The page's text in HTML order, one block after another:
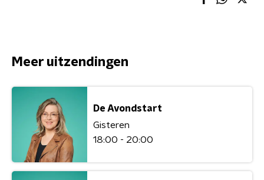
Meer uitzendingen
De Avondstart
Gisteren
18:00 - 20:00